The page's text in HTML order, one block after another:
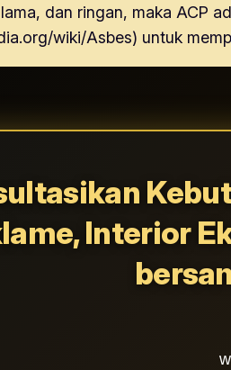
dan ringan, maka ACP
wiki/Asbes) untuk
Interior